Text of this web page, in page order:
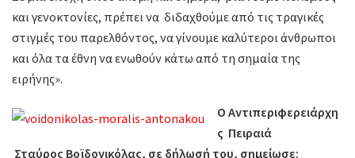
και γενοκτονίες, πρέπει να διδαχθούμε από τις τραγικές
στιγμές του παρελθόντος, να γίνουμε καλύτεροι άνθρωποι
και όλα τα έθνη να ενωθούν κάτω από τη σημαία της
ειρήνης».
Ο Αντιπεριφερειάρχη
ς Πειραιά
Σταύρος Βοϊδονικόλας, σε δήλωσή του, σημείωσε: